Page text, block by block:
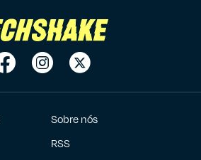
Sobre nós
RSS